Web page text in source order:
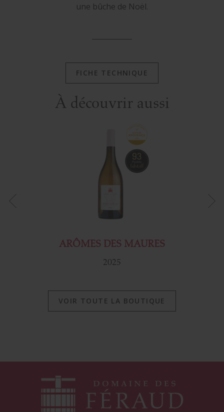
une bûche de Noël.
FICHE TECHNIQUE
À découvrir aussi
ARÔMES DES MAURES
2025
VOIR TOUTE LA BOUTIQUE